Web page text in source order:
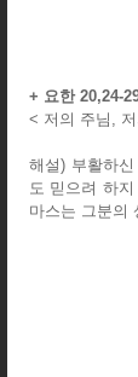
+ 요한 20,24-
< 저의 주님,
해설) 부활하
도 믿으려 하
마스는 그분의